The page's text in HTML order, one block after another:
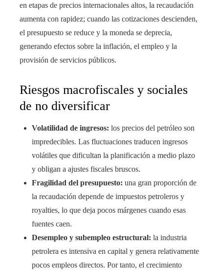
en etapas de precios internacionales altos, la recaudación
aumenta con rapidez; cuando las cotizaciones descienden,
el presupuesto se reduce y la moneda se deprecia,
generando efectos sobre la inflación, el empleo y la
provisión de servicios públicos.
Riesgos macrofiscales y sociales
de no diversificar
Volatilidad de ingresos: los precios del petróleo son
impredecibles. Las fluctuaciones traducen ingresos
volátiles que dificultan la planificación a medio plazo
y obligan a ajustes fiscales bruscos.
Fragilidad del presupuesto: una gran proporción de
la recaudación depende de impuestos petroleros y
royalties, lo que deja pocos márgenes cuando esas
fuentes caen.
Desempleo y subempleo estructural: la industria
petrolera es intensiva en capital y genera relativamente
pocos empleos directos. Por tanto, el crecimiento